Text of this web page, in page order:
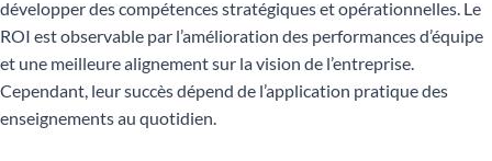
développer des compétences stratégiques et opérationnelles. Le
ROI est observable par l’amélioration des performances d’équipe
et une meilleure alignement sur la vision de l’entreprise.
Cependant, leur succès dépend de l’application pratique des
enseignements au quotidien.